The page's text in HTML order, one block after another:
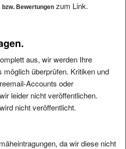
Bewertungen zum Link.
aus, wir werden Ihre
möglich überprüfen. Kritiken und
Accounts oder
leider nicht veröffentlichen.
nicht veröffentlicht.
da wir diese nicht